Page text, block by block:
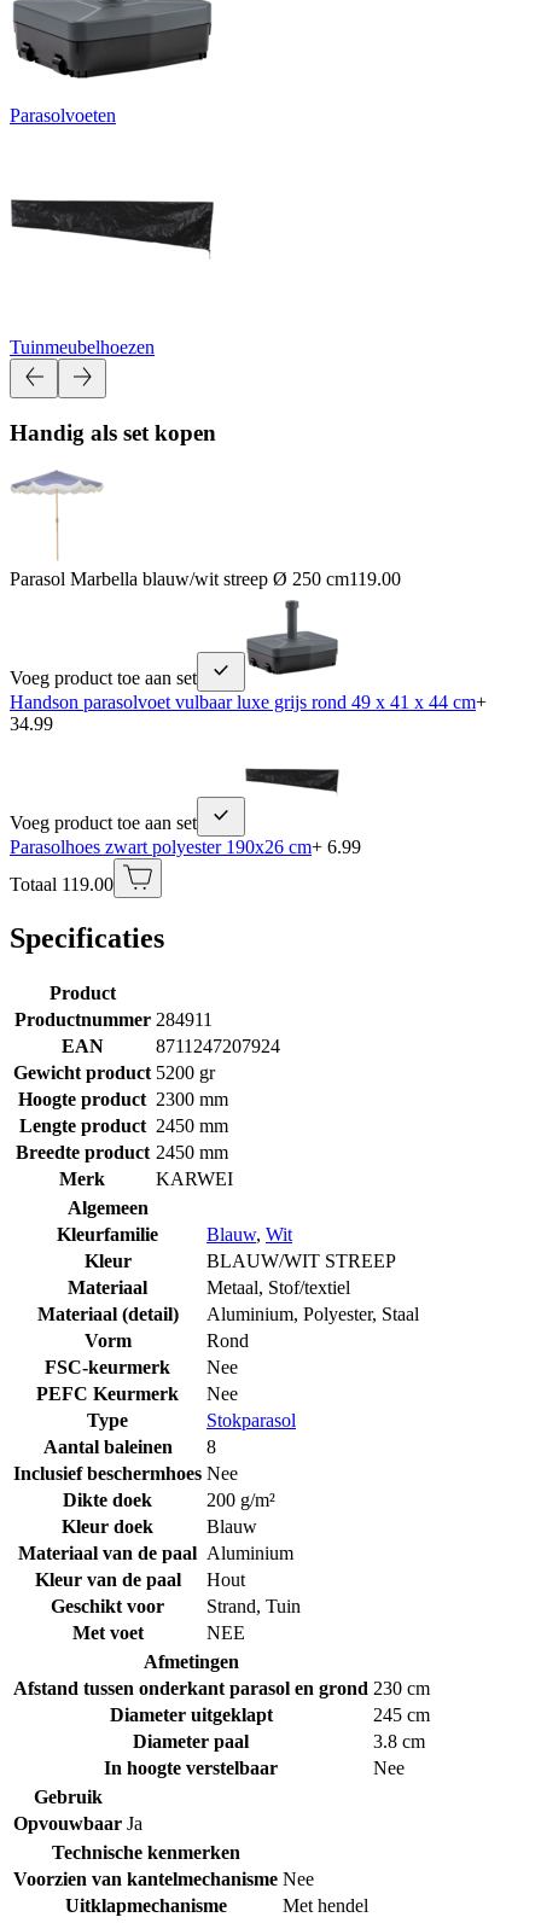
Parasolvoeten
Tuinmeubelhoezen
Handig als set kopen
Parasol Marbella blauw/wit streep Ø 250 cm119.00
Voeg product toe aan set
Handson parasolvoet vulbaar luxe grijs rond 49 x 41 x 44 cm+
34.99
Voeg product toe aan set
Parasolhoes zwart polyester 190x26 cm+ 6.99
Totaal 119.00
Specificaties
Product
Productnummer 284911
EAN
8711247207924
Gewicht product 5200 gr
Hoogte product 2300 mm
Lengte product 2450 mm
Breedte product 2450 mm
Merk
KARWEI
Algemeen
Kleurfamilie
Blauw, Wit
Kleur
BLAUW/WIT STREEP
Materiaal
Metaal, Stof/textiel
Materiaal (detail)
Aluminium, Polyester, Staal
Vorm
Rond
FSC-keurmerk
Nee
PEFC Keurmerk
Nee
Type
Stokparasol
Aantal baleinen
8
Inclusief beschermhoes Nee
Dikte doek
200 g/m²
Kleur doek
Blauw
Materiaal van de paal Aluminium
Kleur van de paal
Hout
Geschikt voor
Strand, Tuin
Met voet
NEE
Afmetingen
Afstand tussen onderkant parasol en grond 230 cm
Diameter uitgeklapt
245 cm
Diameter paal
3.8 cm
In hoogte verstelbaar
Nee
Gebruik
Opvouwbaar Ja
Technische kenmerken
Voorzien van kantelmechanisme Nee
Uitklapmechanisme
Met hendel